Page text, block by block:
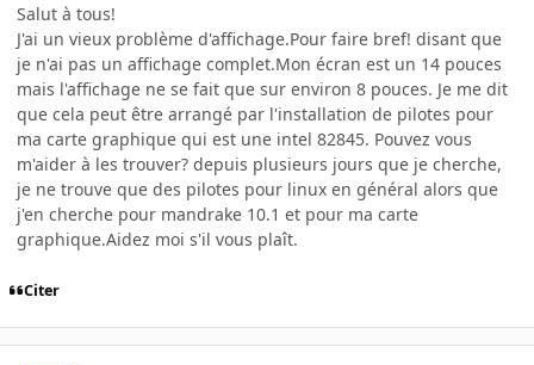
Salut à tous!
J'ai un vieux problème d'affichage.Pour faire bref! disant que
je n'ai pas un affichage complet.Mon écran est un 14 pouces
mais l'affichage ne se fait que sur environ 8 pouces. Je me dit
que cela peut être arrangé par l'installation de pilotes pour
ma carte graphique qui est une intel 82845. Pouvez vous
m'aider à les trouver? depuis plusieurs jours que je cherche,
je ne trouve que des pilotes pour linux en général alors que
j'en cherche pour mandrake 10.1 et pour ma carte
graphique.Aidez moi s'il vous plaît.
Citer